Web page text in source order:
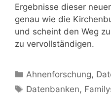
Ergebnisse dieser
genau wie die
und scheint den Weg
zu vervollständigen.
Kategorien
Ahnenforschung,
Schlagwörter
Datenbanken,